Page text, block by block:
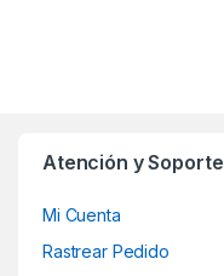
Atención y Soporte
Mi Cuenta
Rastrear Pedido